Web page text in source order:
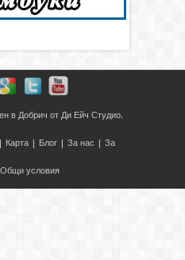
в Добрич от Ди Ейч Студио.
Карта | Блог | За нас | За
Общи условия